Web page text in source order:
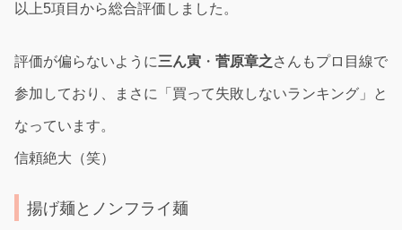
以上5項目から総合評価しました。
評価が偏らないように三ん寅 ・ 菅原章之さんもプロ目線で
参加しており、まさに「買って失敗しないランキング」と
なっています。
信頼絶大（笑）
揚げ麺とノンフライ麺